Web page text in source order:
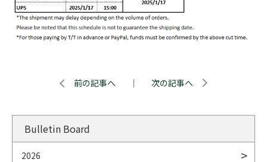
前の記事へ ｜ 次の記事へ
Bulletin Board
2026